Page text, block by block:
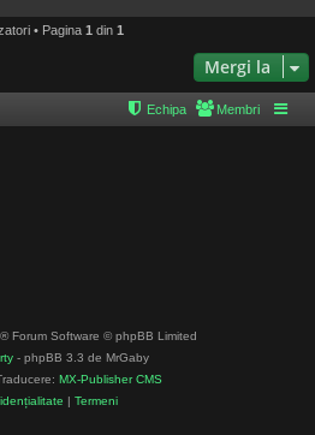
• Pagina 1 din 1
Mergi la
Membri
Echipa
® Forum Software © phpBB Limited
- phpBB 3.3 de MrGaby
MX-Publisher CMS
| Termeni